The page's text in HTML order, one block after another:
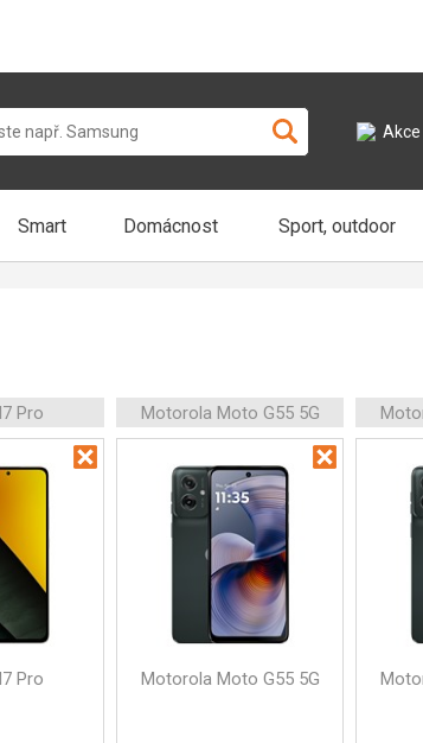
Akce
Smart Domácnost Sport, outdoor
Pro Motorola Moto G55 5G
Pro Motorola Moto G55 5G